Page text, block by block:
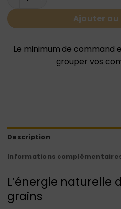
Ajouter au
Le minimum de command
grouper vos
Description
Informations
L’énergie naturelle
grains